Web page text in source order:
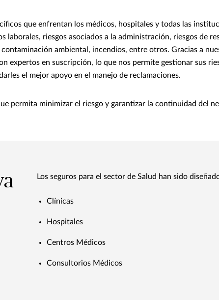
que enfrentan los médicos, hospitales y todas las
laborales, riesgos asociados a la administración, riesgos de
ambiental, incendios, entre otros. Gracias a
expertos en suscripción, lo que nos permite gestionar sus
el mejor apoyo en el manejo de reclamaciones.
permita minimizar el riesgo y garantizar la continuidad del
Los seguros para el sector de Salud han sido
Clínicas
Hospitales
Centros Médicos
Consultorios Médicos